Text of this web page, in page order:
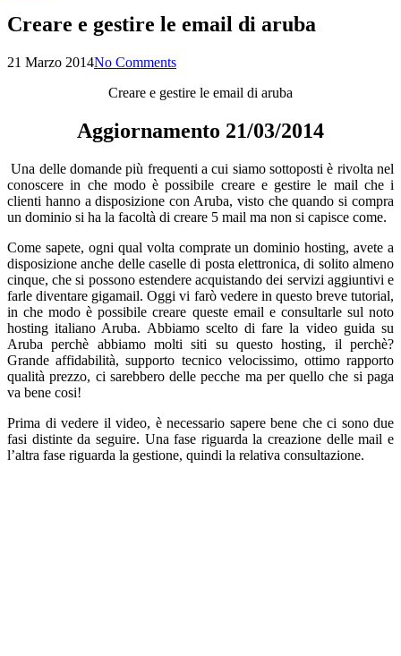
Creare e gestire le email di aruba
21 Marzo 2014No Comments
Creare e gestire le email di aruba
Aggiornamento 21/03/2014
Una delle domande più frequenti a cui siamo sottoposti è rivolta nel
conoscere in che modo è possibile creare e gestire le mail che i
clienti hanno a disposizione con Aruba, visto che quando si compra
un dominio si ha la facoltà di creare 5 mail ma non si capisce come.
Come sapete, ogni qual volta comprate un dominio hosting, avete a
disposizione anche delle caselle di posta elettronica, di solito almeno
cinque, che si possono estendere acquistando dei servizi aggiuntivi e
farle diventare gigamail. Oggi vi farò vedere in questo breve tutorial,
in che modo è possibile creare queste email e consultarle sul noto
hosting italiano Aruba. Abbiamo scelto di fare la video guida su
Aruba perchè abbiamo molti siti su questo hosting, il perchè?
Grande affidabilità, supporto tecnico velocissimo, ottimo rapporto
qualità prezzo, ci sarebbero delle pecche ma per quello che si paga
va bene cosi!
Prima di vedere il video, è necessario sapere bene che ci sono due
fasi distinte da seguire. Una fase riguarda la creazione delle mail e
l’altra fase riguarda la gestione, quindi la relativa consultazione.